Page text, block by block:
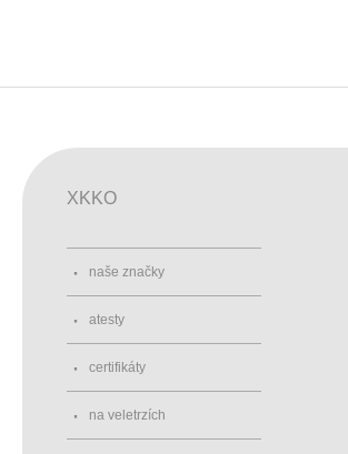
XKKO
naše značky
atesty
certifikáty
na veletrzích